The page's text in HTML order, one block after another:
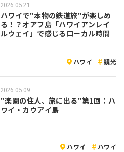
2026.05.21
ハワイで"本物の鉄道旅"が楽しめ
る！？オアフ島「ハワイアンレイ
ルウェイ」で感じるローカル時間
ハワイ 観光
2026.05.09
"楽園の住人、旅に出る"第1回：ハ
ワイ・カウアイ島
ハワイ ハワイ